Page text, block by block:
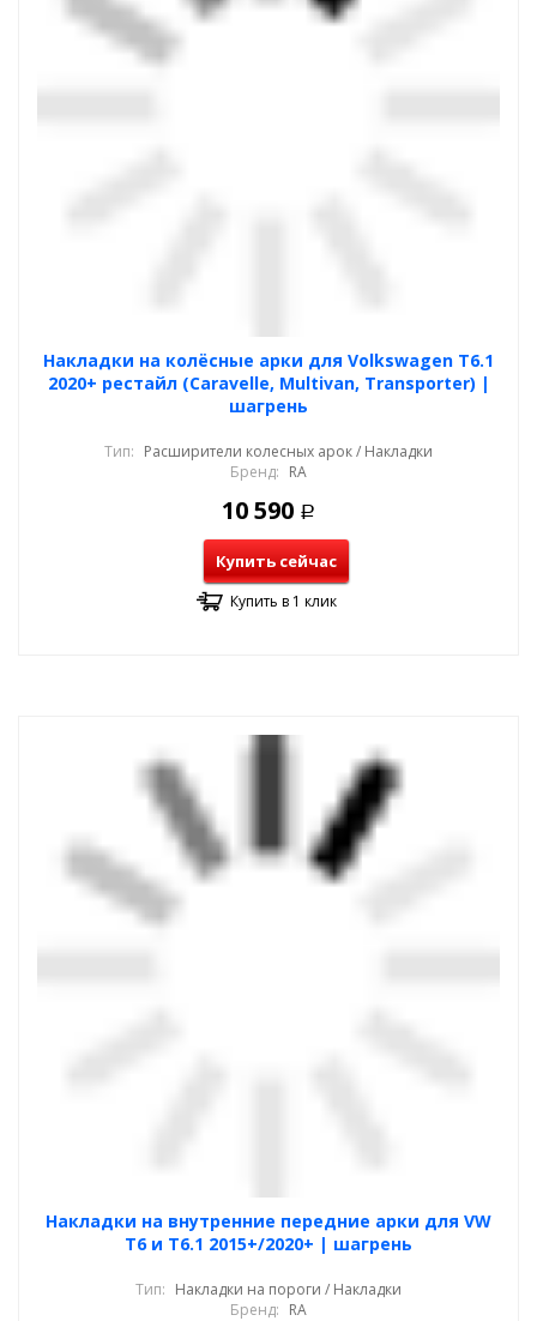
Накладки на колёсные арки для Volkswagen T6.1
2020+ рестайл (Caravelle, Multivan, Transporter) |
шагрень
Тип: Расширители колесных арок / Накладки
Бренд: RA
10 590 Р
Купить сейчас
Купить в 1 клик
Накладки на внутренние передние арки для VW
T6 и T6.1 2015+/2020+ | шагрень
Тип: Накладки на пороги / Накладки
Бренд: RA